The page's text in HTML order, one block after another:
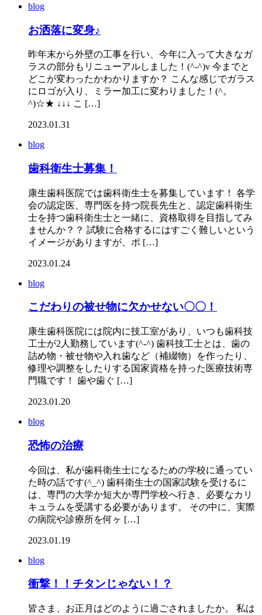
blog
お洒落に変身♪
昨年末から外壁の工事を行い、今年に入って大きなガ
ラスの部分もリニューアルしました！(^-^)v 今までと
どこが変わったかわかりますか？ こんな感じでガラス
にロゴが入り、ミラー加工に変わりました！(^。
^)☆★ ↓↓↓ こ […]
2023.01.31
blog
歯科衛生士募集！
康生歯科医院では歯科衛生士を募集しています！ 各学
会の認定医、専門医を持つ院長先生と、認定歯科衛生
士を持つ歯科衛生士と一緒に、資格取得を目指してみ
ませんか？？ 試験に合格するにはすごく難しいという
イメージがありますが、ポ […]
2023.01.24
blog
こだわりの被せ物に欠かせない〇〇！
康生歯科医院には院内に技工室があり、いつも歯科技
工士が2人勤務しています(^-^) 歯科技工士とは、歯の
詰め物・被せ物や入れ歯など（補綴物）を作ったり、
修理や調整をしたりする国家資格を持った医療技術専
門職です！ 歯や歯ぐ […]
2023.01.20
blog
恐怖の治療
今回は、私が歯科衛生士になるための学校に通ってい
た時の話です(^_^) 歯科衛生士の国家試験を受けるに
は、専門の大学か短大か専門学校へ行き、必要なカリ
キュラムを受講する必要があります。 その中に、実際
の病院や診療所を何ヶ […]
2023.01.19
blog
衝撃！！チタンじゃない！？
皆さま、お正月はどのように過ごされましたか。 私は